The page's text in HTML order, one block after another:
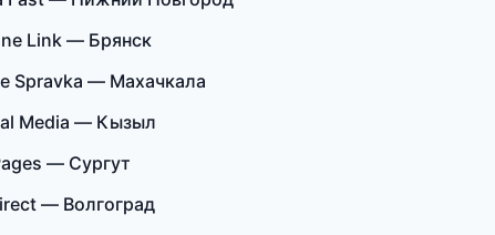
Link — Брянск
Spravka — Махачкала
Media — Кызыл
— Сургут
— Волгоград